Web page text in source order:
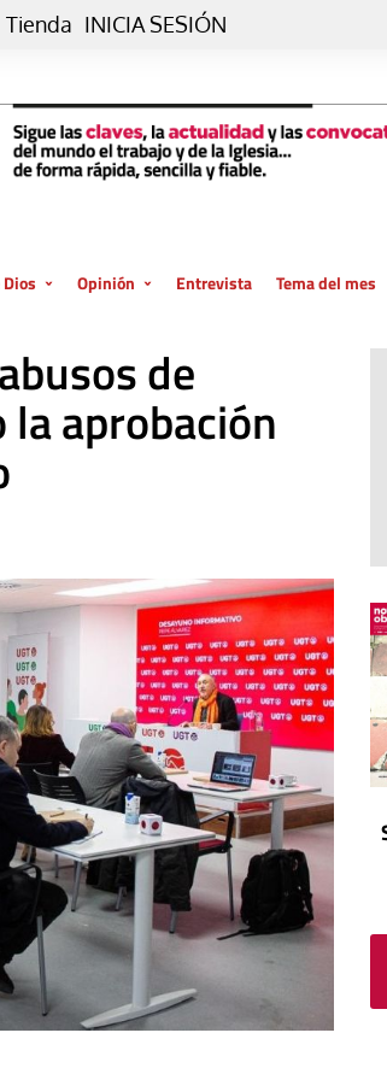
Tienda INICIA SESIÓN
de cada día
Opinión
Blog De paso…
Blog Eutopía
Tribuna
Blog Sembrando sueños,
recogiendo humanidad
Blog Mensajes guardados
La columna
Entrevista Tema del mes
de
aprobación